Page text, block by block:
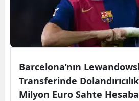
Barcelona’nın
Transferinde
Milyon Euro Sahte